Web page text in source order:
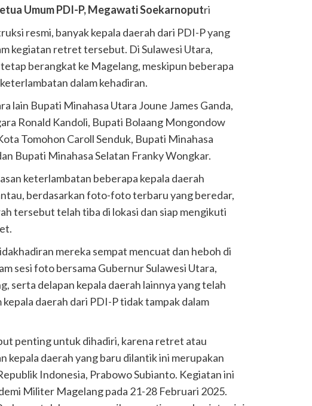
Umum PDI-P, Megawati Soekarnoputri
resmi, banyak kepala daerah dari PDI-P yang
kegiatan retret tersebut. Di Sulawesi Utara,
berangkat ke Magelang, meskipun beberapa
dalam kehadiran.
lain Bupati Minahasa Utara Joune James Ganda,
Ronald Kandoli, Bupati Bolaang Mongondow
Tomohon Caroll Senduk, Bupati Minahasa
Bupati Minahasa Selatan Franky Wongkar.
keterlambatan beberapa kepala daerah
berdasarkan foto-foto terbaru yang beredar,
tersebut telah tiba di lokasi dan siap mengikuti
mereka sempat mencuat dan heboh di
sesi foto bersama Gubernur Sulawesi Utara,
serta delapan kepala daerah lainnya yang telah
kepala daerah dari PDI-P tidak tampak dalam
penting untuk dihadiri, karena retret atau
kepala daerah yang baru dilantik ini merupakan
Indonesia, Prabowo Subianto. Kegiatan ini
Militer Magelang pada 21-28 Februari 2025.